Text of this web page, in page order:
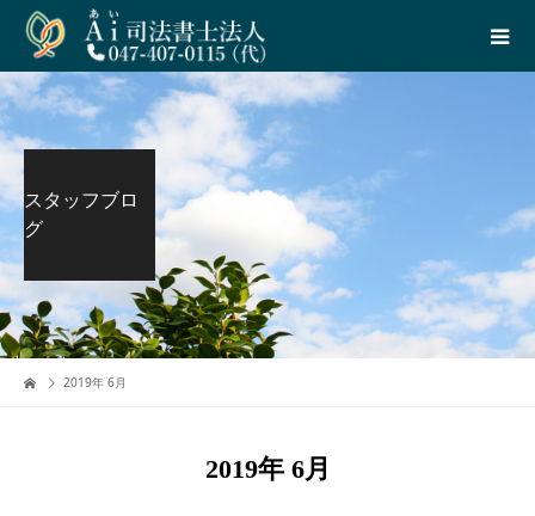
スタッフブロ
グ
2019年 6月
2019年 6月